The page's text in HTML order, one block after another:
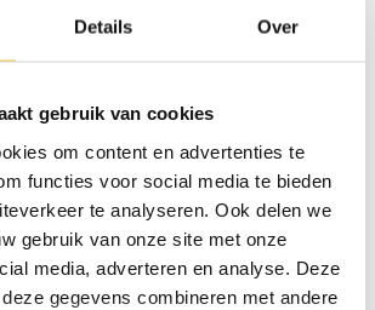
Details Over
gebruik van cookies
om content en advertenties te
functies voor social media te bieden
te analyseren. Ook delen we
gebruik van onze site met onze
media, adverteren en analyse. Deze
gegevens combineren met andere
Het zijtafeltje wordt met een inbusbout aan het
niet meegeleverd).
advies
Start chat